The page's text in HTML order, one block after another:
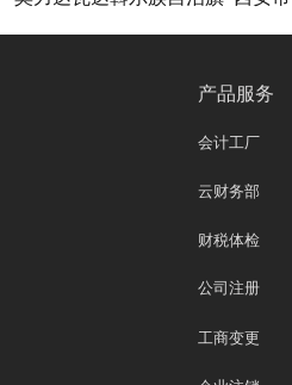
产品服务
会计工厂
云财务部
财税体检
公司注册
工商变更